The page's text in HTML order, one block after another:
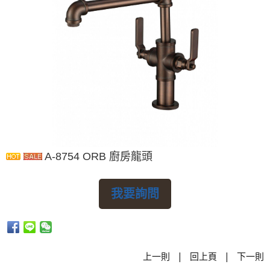
A-8754 ORB 廚房龍頭
我要詢問
上一則 | 回上頁 | 下一則